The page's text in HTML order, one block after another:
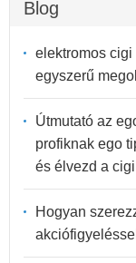
Blog
elektromos
egyszerű
Útmutató az
profiknak ego
és élvezd a
Hogyan
akciófigyeléssel